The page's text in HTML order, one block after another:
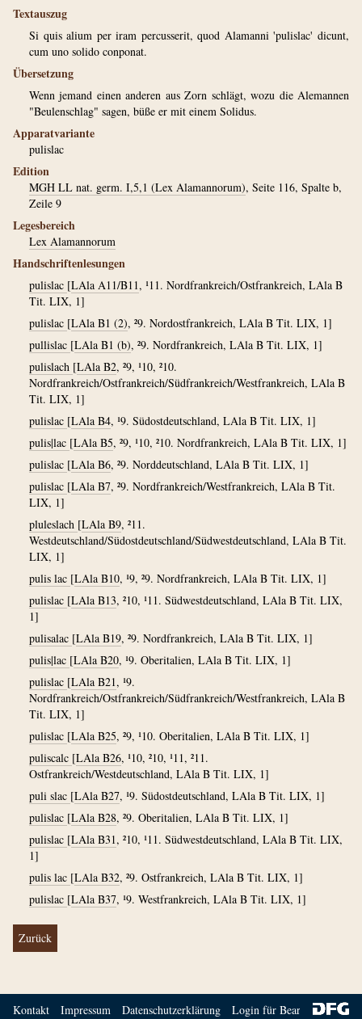
Textauszug
Si quis alium per iram percusserit, quod Alamanni 'pulislac' dicunt,
cum uno solido conponat.
Übersetzung
Wenn jemand einen anderen aus Zorn schlägt, wozu die Alemannen
"Beulenschlag" sagen, büße er mit einem Solidus.
Apparatvariante
pulislac
Edition
MGH LL nat. germ. I,5,1 (Lex Alamannorum), Seite 116, Spalte b,
Zeile 9
Legesbereich
Lex Alamannorum
Handschriftenlesungen
pulislac [LAla A11/B11, ¹11. Nordfrankreich/Ostfrankreich, LAla B
Tit. LIX, 1]
pulislac [LAla B1 (2), ²9. Nordostfrankreich, LAla B Tit. LIX, 1]
pullislac [LAla B1 (b), ²9. Nordfrankreich, LAla B Tit. LIX, 1]
pulislach [LAla B2, ²9, ¹10, ²10.
Nordfrankreich/Ostfrankreich/Südfrankreich/Westfrankreich, LAla B
Tit. LIX, 1]
pulislac [LAla B4, ¹9. Südostdeutschland, LAla B Tit. LIX, 1]
pulis|lac [LAla B5, ²9, ¹10, ²10. Nordfrankreich, LAla B Tit. LIX, 1]
pulislac [LAla B6, ²9. Norddeutschland, LAla B Tit. LIX, 1]
pulislac [LAla B7, ²9. Nordfrankreich/Westfrankreich, LAla B Tit.
LIX, 1]
pluleslach [LAla B9, ²11.
Westdeutschland/Südostdeutschland/Südwestdeutschland, LAla B Tit.
LIX, 1]
pulis lac [LAla B10, ¹9, ²9. Nordfrankreich, LAla B Tit. LIX, 1]
pulislac [LAla B13, ²10, ¹11. Südwestdeutschland, LAla B Tit. LIX,
1]
pulisalac [LAla B19, ²9. Nordfrankreich, LAla B Tit. LIX, 1]
pulis|lac [LAla B20, ¹9. Oberitalien, LAla B Tit. LIX, 1]
pulislac [LAla B21, ¹9.
Nordfrankreich/Ostfrankreich/Südfrankreich/Westfrankreich, LAla B
Tit. LIX, 1]
pulislac [LAla B25, ²9, ¹10. Oberitalien, LAla B Tit. LIX, 1]
puliscalc [LAla B26, ¹10, ²10, ¹11, ²11.
Ostfrankreich/Westdeutschland, LAla B Tit. LIX, 1]
puli slac [LAla B27, ¹9. Südostdeutschland, LAla B Tit. LIX, 1]
pulislac [LAla B28, ²9. Oberitalien, LAla B Tit. LIX, 1]
pulislac [LAla B31, ²10, ¹11. Südwestdeutschland, LAla B Tit. LIX,
1]
pulis lac [LAla B32, ²9. Ostfrankreich, LAla B Tit. LIX, 1]
pulislac [LAla B37, ¹9. Westfrankreich, LAla B Tit. LIX, 1]
Zurück
Kontakt Impressum Datenschutzerklärung Login für Bearbeiter